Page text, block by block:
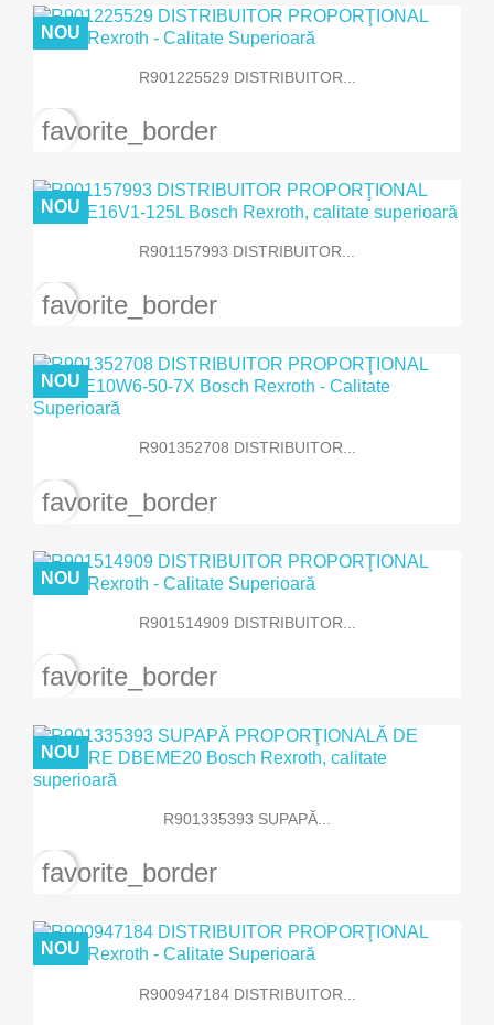
R901225529 DISTRIBUITOR...
NOU
favorite_border
R901157993 DISTRIBUITOR...
NOU
favorite_border
R901352708 DISTRIBUITOR...
NOU
favorite_border
R901514909 DISTRIBUITOR...
NOU
favorite_border
R901335393 SUPAPĂ...
NOU
favorite_border
R900947184 DISTRIBUITOR...
NOU